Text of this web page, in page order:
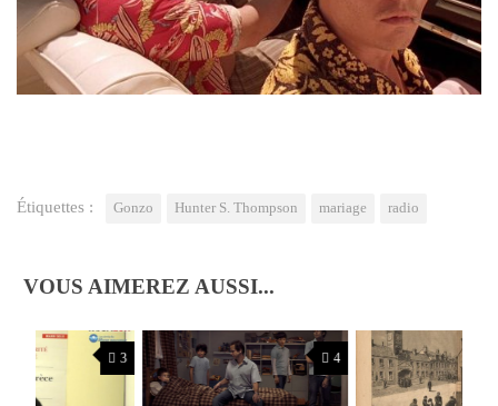
Étiquettes : Gonzo Hunter S. Thompson mariage radio
VOUS AIMEREZ AUSSI...
4
3